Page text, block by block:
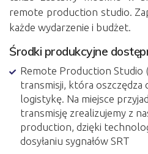
remote production studio.
każde wydarzenie i budżet.
Środki produkcyjne
Remote Production Studio
transmisji, która oszczędza
logistykę. Na miejsce
transmisję zrealizujemy z
production, dzięki
dosyłaniu sygnałów SRT